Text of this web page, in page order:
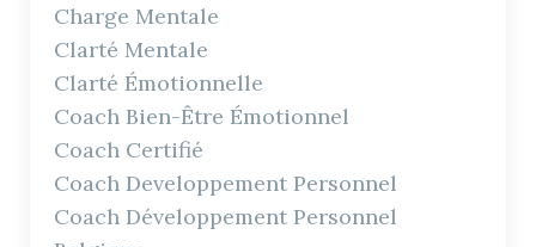
Charge Mentale
Clarté Mentale
Clarté Émotionnelle
Coach Bien-Être Émotionnel
Coach Certifié
Coach Developpement Personnel
Coach Développement Personnel